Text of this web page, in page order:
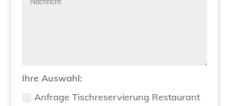
Ihre Auswahl:
Anfrage Tischreservierung Restaurant